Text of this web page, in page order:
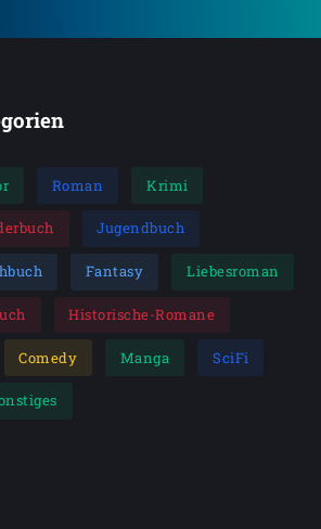
Roman Krimi
Jugendbuch
Fantasy Liebesroman
Historische-Romane
Comedy Manga SciFi